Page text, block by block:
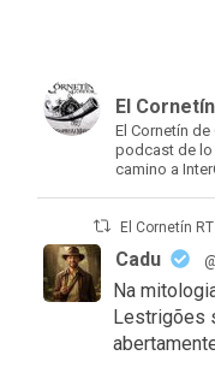
El Cornetín RT
Cadu
Na
Lestrigões
No filme
sob uma
Em vez de
carne